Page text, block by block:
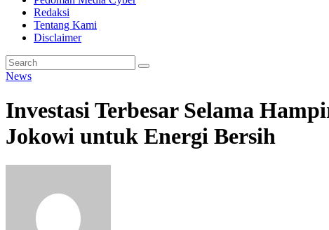
Redaksi
Tentang Kami
Disclaimer
News
Investasi Terbesar Selama
Jokowi untuk Energi Bersih